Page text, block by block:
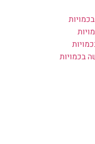
בכמויות